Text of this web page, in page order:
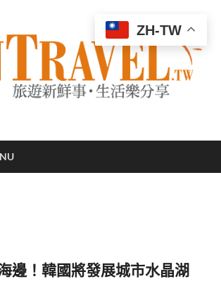
邊！韓國將發展城市水晶湖
ZH-TW